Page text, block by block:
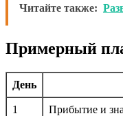
Читайте также:
Примерный
День
1 Прибытие и